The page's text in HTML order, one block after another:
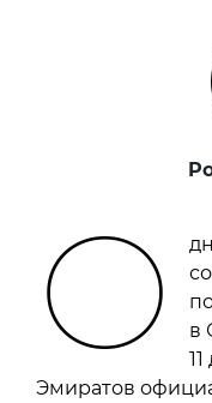
О
в
Эмиратов